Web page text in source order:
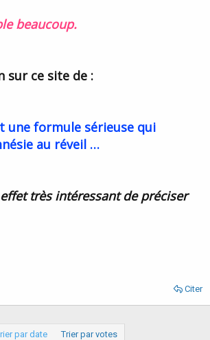
beaucoup.
sur ce site de :
une formule sérieuse qui
au réveil …
très intéressant de préciser
Citer
par date Trier par votes